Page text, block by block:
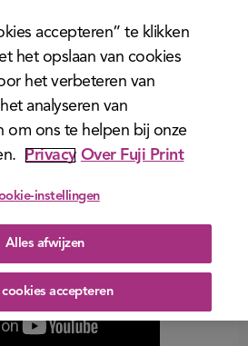
accepteren” te klikken
het opslaan van cookies
het verbeteren van
analyseren van
om ons te helpen bij onze
Privacy Over Fuji Print
instellingen
Alles afwijzen
accepteren